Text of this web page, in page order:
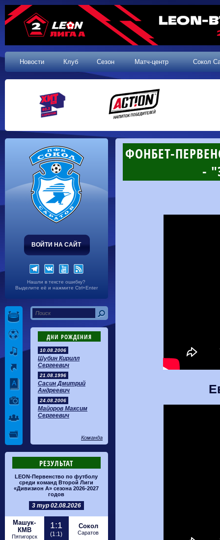
Новости Клуб Сезон Матч-центр Сокол
ВОЙТИ НА САЙТ
Нашли в тексте ошибку?
Выделите её и нажмите Ctrl+Enter
ДНИ РОЖДЕНИЯ
10.08.2006
Шубин Кирилл
Сергеевич
21.08.1996
Сасин Дмитрий
Андреевич
24.08.2006
Майоров Максим
Сергеевич
Команда
РЕЗУЛЬТАТ
LEON-Первенство по футболу
среди команд Второй Лиги
«Дивизион А» сезона 2026-2027
годов
3 тур 02.08.2026
Машук-
КМВ
Пятигорск
1:1
(1:1)
Сокол
Саратов
ФОНБЕТ-
-